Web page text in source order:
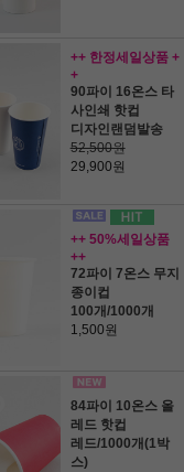
++ 한정세일상품 +
+
90파이 16온스 타
사인쇄 핫컵
디자인랜덤발송
52,500원
29,900원
++ 50%세일상품
++
72파이 7온스 무지
종이컵
100개/1000개
1,500원
84파이 10온스 올
레드 핫컵
레드/1000개(1박
스)